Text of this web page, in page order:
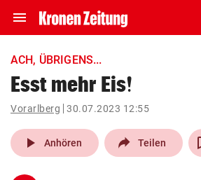
menu Navigation
ein-/ausklappen
account_circle Anmelden
pin_drop
ACH, ÜBRIGENS...
Esst mehr Eis!
Vorarlberg 30.07.2023 12:55
play_arrow Anhören Teilen